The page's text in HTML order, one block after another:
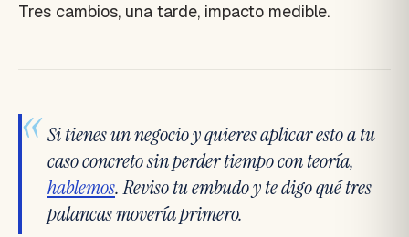
Tres cambios, una tarde, impacto medible.
« Si tienes un negocio y quieres aplicar esto a tu
caso concreto sin perder tiempo con teoría,
hablemos. Reviso tu embudo y te digo qué tres
palancas movería primero.